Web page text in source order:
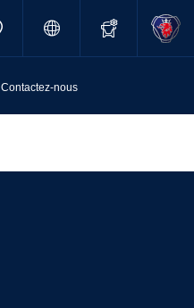
Contactez-nous